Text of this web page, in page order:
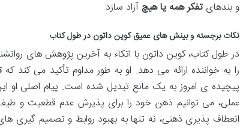
و بندهایتفکر همه یا هیچ آزاد سازد.
نکات برجسته و بینش های عمیق کوین داتون در طول کتاب
در طول کتاب، کوین داتون با اتکاء به آخرین پژوهش های
را به خواننده ارائه می دهد. او به طور مداوم تأکید می کند که
پیچیده ی امروز به یک مانع تبدیل شده است. پیام اصلی او
عملی، می توانیم ذهن خود را برای پذیرش عدم قطعیت و
انعطاف پذیری ذهنی، نه تنها به بهبود روابط و تصمیم گیری